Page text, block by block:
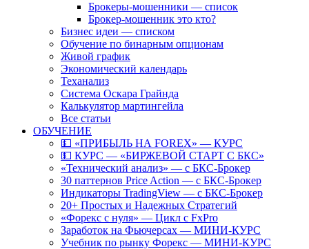
Брокеры-мошенники — список
Брокер-мошенник это кто?
Бизнес идеи — списком
Обучение по бинарным опционам
Живой график
Экономический календарь
Теханализ
Система Оскара Грайнда
Калькулятор мартингейла
Все статьи
ОБУЧЕНИЕ
💵 «ПРИБЫЛЬ НА FOREX» — КУРС
💵 КУРС — «БИРЖЕВОЙ СТАРТ С БКС»
«Технический анализ» — с БКС-Брокер
30 паттернов Price Action — с БКС-Брокер
Индикаторы TradingView — с БКС-Брокер
20+ Простых и Надежных Стратегий
«Форекс с нуля» — Цикл с FxPro
Заработок на Фьючерсах — МИНИ-КУРС
Учебник по рынку Форекс — МИНИ-КУРС